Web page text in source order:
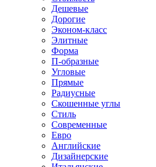
Дешевые
Дорогие
Эконом-класс
Элитные
Форма
П-образные
Угловые
Прямые
Радиусные
Скошенные углы
Стиль
Современные
Евро
Английские
Дизайнерские